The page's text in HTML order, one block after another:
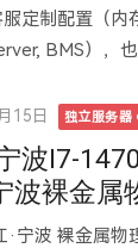
定制配置（内
‌BMS），
15日 独立服务器
波I7-
波裸金属
·宁波 裸金属